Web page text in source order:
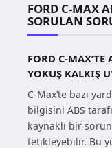
FORD C-MAX
SORULAN
FORD C-
YOKUŞ KALKIŞ
C-Max’te bazı
bilgisini ABS
kaynaklı bir
tetikleyebilir. Bu